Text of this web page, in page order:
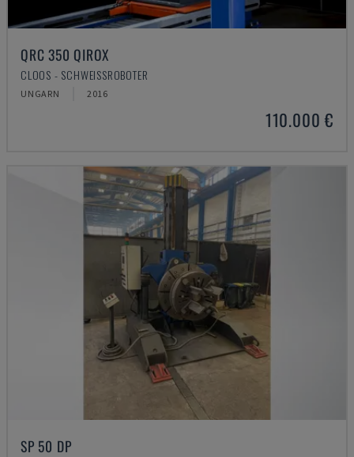
QRC 350 QIROX
CLOOS - SCHWEISSROBOTER
UNGARN 2016
110.000 €
SP 50 DP